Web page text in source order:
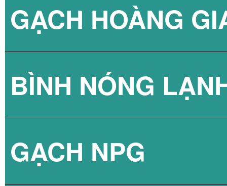
GẠCH HOÀNG
BÌNH NÓNG
BÌNH NÓNG
GẠCH NPG